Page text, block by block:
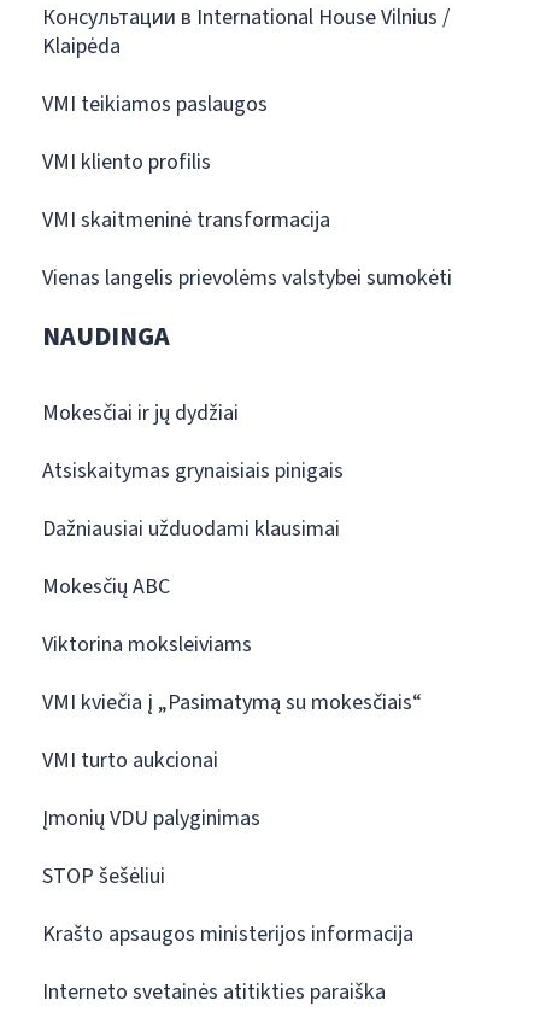
Консультации в International House Vilnius /
Klaipėda
VMI teikiamos paslaugos
VMI kliento profilis
VMI skaitmeninė transformacija
Vienas langelis prievolėms valstybei sumokėti
NAUDINGA
Mokesčiai ir jų dydžiai
Atsiskaitymas grynaisiais pinigais
Dažniausiai užduodami klausimai
Mokesčių ABC
Viktorina moksleiviams
VMI kviečia į „Pasimatymą su mokesčiais“
VMI turto aukcionai
Įmonių VDU palyginimas
STOP šešėliui
Krašto apsaugos ministerijos informacija
Interneto svetainės atitikties paraiška